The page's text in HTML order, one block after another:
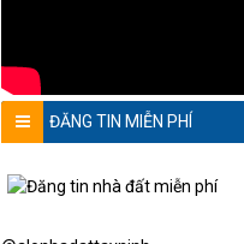
ĐĂNG TIN MIỄN PHÍ